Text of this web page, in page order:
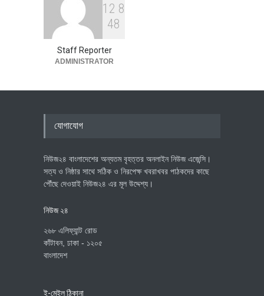
হেলিকপ্টারে চড়ে সৌদি কফিলকে নিয়ে
গ্রামে ফিরলেন প্রবাসী
1 2 8
48
Staff Reporter
ADMINISTRATOR
যোগাযোগ
নিউজ২৪ বাংলাদেশের অন্যতম বৃহত্তর অনলাইন নিউজ এজেন্সি।
সত্য ও নিষ্ঠার সাথে সঠিক ও নিরপেক্ষ খবরাখবর পাঠকদের কাছে
পৌঁছে দেওয়াই নিউজ২৪ এর মূল উদ্দেশ্য।
নিউজ ২৪
২৬৮ এলিফ্যান্ট রোড
কাঁটাবন, ঢাকা - ১২০৫
বাংলাদেশ
ই-মেইল ঠিকানা